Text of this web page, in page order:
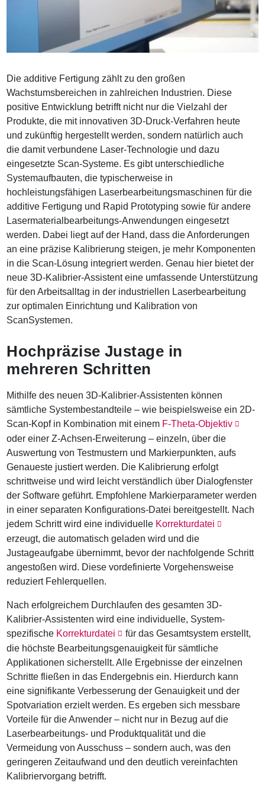
Die additive Fertigung zählt zu den großen
Wachstumsbereichen in zahlreichen Industrien. Diese
positive Entwicklung betrifft nicht nur die Vielzahl der
Produkte, die mit innovativen 3D-Druck-Verfahren heute
und zukünftig hergestellt werden, sondern natürlich auch
die damit verbundene Laser-Technologie und dazu
eingesetzte Scan-Systeme. Es gibt unterschiedliche
Systemaufbauten, die typischerweise in
hochleistungsfähigen Laserbearbeitungsmaschinen für die
additive Fertigung und Rapid Prototyping sowie für andere
Lasermaterialbearbeitungs-Anwendungen eingesetzt
werden. Dabei liegt auf der Hand, dass die Anforderungen
an eine präzise Kalibrierung steigen, je mehr Komponenten
in die Scan-Lösung integriert werden. Genau hier bietet der
neue 3D-Kalibrier-Assistent eine umfassende Unterstützung
für den Arbeitsalltag in der industriellen Laserbearbeitung
zur optimalen Einrichtung und Kalibration von
ScanSystemen.
Hochpräzise Justage in
mehreren Schritten
Mithilfe des neuen 3D-Kalibrier-Assistenten können
sämtliche Systembestandteile – wie beispielsweise ein 2D-
Scan-Kopf in Kombination mit einem F-Theta-Objektiv
oder einer Z-Achsen-Erweiterung – einzeln, über die
Auswertung von Testmustern und Markierpunkten, aufs
Genaueste justiert werden. Die Kalibrierung erfolgt
schrittweise und wird leicht verständlich über Dialogfenster
der Software geführt. Empfohlene Markierparameter werden
in einer separaten Konfigurations-Datei bereitgestellt. Nach
jedem Schritt wird eine individuelle Korrekturdatei
erzeugt, die automatisch geladen wird und die
Justageaufgabe übernimmt, bevor der nachfolgende Schritt
angestoßen wird. Diese vordefinierte Vorgehensweise
reduziert Fehlerquellen.
Nach erfolgreichem Durchlaufen des gesamten 3D-
Kalibrier-Assistenten wird eine individuelle, System-
spezifische Korrekturdatei
für das Gesamtsystem erstellt,
die höchste Bearbeitungsgenauigkeit für sämtliche
Applikationen sicherstellt. Alle Ergebnisse der einzelnen
Schritte fließen in das Endergebnis ein. Hierdurch kann
eine signifikante Verbesserung der Genauigkeit und der
Spotvariation erzielt werden. Es ergeben sich messbare
Vorteile für die Anwender – nicht nur in Bezug auf die
Laserbearbeitungs- und Produktqualität und die
Vermeidung von Ausschuss – sondern auch, was den
geringeren Zeitaufwand und den deutlich vereinfachten
Kalibriervorgang betrifft.